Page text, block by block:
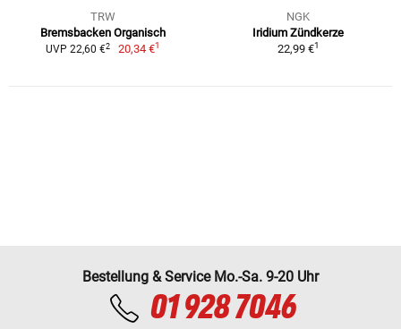
TRW
Bremsbacken Organisch
UVP 22,60 €2 20,34 €1
NGK
Iridium Zündkerze
22,99 €1
Bestellung & Service Mo.-Sa. 9-20 Uhr
01 928 7046